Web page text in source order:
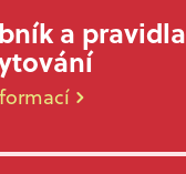
a pravidla